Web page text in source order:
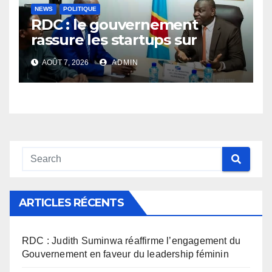
NEWS POLITIQUE
RDC : le gouvernement
rassure les startups sur
l’application des nouvelles
taxes dans le secteur du
numérique
AOÛT 7, 2026 ADMIN
ARTICLES RÉCENTS
RDC : Judith Suminwa réaffirme l’engagement du
Gouvernement en faveur du leadership féminin